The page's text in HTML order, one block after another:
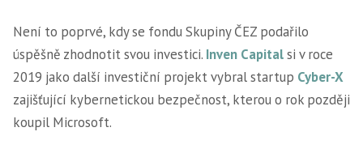
Není to poprvé, kdy se fondu Skupiny ČEZ podařilo
úspěšně zhodnotit svou investici. Inven Capitalsi v roce
2019 jako další investiční projekt vybral startup Cyber-X
zajišťující kybernetickou bezpečnost, kterou o rok později
koupil Microsoft.